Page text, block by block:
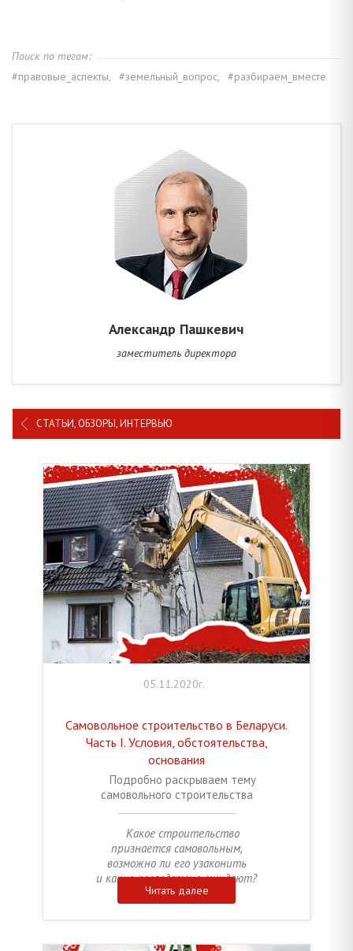
Поиск по тегам:
#правовые_аспекты,
#земельный_вопрос, #разбираем_вместе
Александр Пашкевич
заместитель директора
СТАТЬИ, ОБЗОРЫ, ИНТЕРВЬЮ
05.11.2020г.
Самовольное строительство в Беларуси.
Часть I. Условия, обстоятельства,
основания
Подробно раскрываем тему
самовольного строительства
Какое строительство
признается самовольным,
возможно ли его узаконить
и какие последствия ожидают?
Читать далее